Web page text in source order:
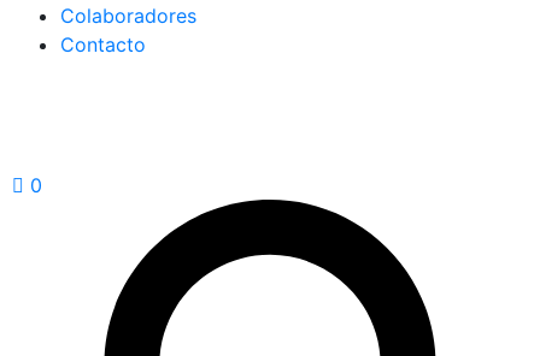
Colaboradores
Contacto
0